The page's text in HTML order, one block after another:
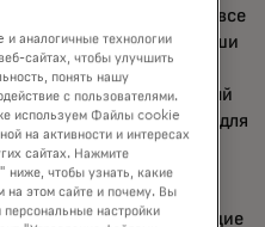
времени, чтобы видеть все
может даже сделать ваши
финансовые
искусственный
практические инсайты для
деньгами.
банковское
механизмы, позволяющие
аналогичные технологии
сайтах, чтобы улучшить
понять нашу
с пользователями.
используем Файлы cookie
на активности и интересах
сайтах. Нажмите
чтобы узнать, какие
этом сайте и почему. Вы
персональные настройки